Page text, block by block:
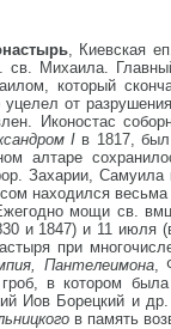
, Киевская
св. Михаила.
который
от
Иконостас
I в 1817,
алтаре
Захарии,
находился
мощи св.
и 1847) и 11 июля
при
Пантелеимона,
в котором
Иов Борецкий и
в память